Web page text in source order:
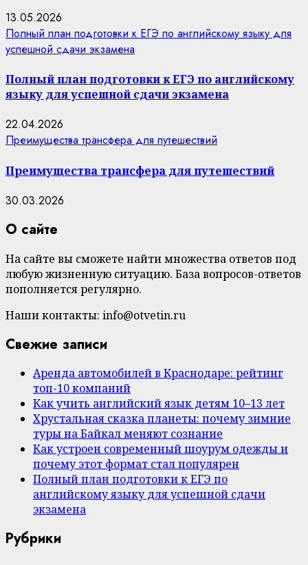
13.05.2026
Полный план подготовки к ЕГЭ по английскому языку для
успешной сдачи экзамена
Полный план подготовки к ЕГЭ по английскому
языку для успешной сдачи экзамена
22.04.2026
Преимущества трансфера для путешествий
Преимущества трансфера для путешествий
30.03.2026
О сайте
На сайте вы сможете найти множества ответов под
любую жизненную ситуацию. База вопросов-ответов
пополняется регулярно.
Наши контакты: info@otvetin.ru
Свежие записи
Аренда автомобилей в Краснодаре: рейтинг
топ-10 компаний
Как учить английский язык детям 10–13 лет
Хрустальная сказка планеты: почему зимние
туры на Байкал меняют сознание
Как устроен современный шоурум одежды и
почему этот формат стал популярен
Полный план подготовки к ЕГЭ по
английскому языку для успешной сдачи
экзамена
Рубрики